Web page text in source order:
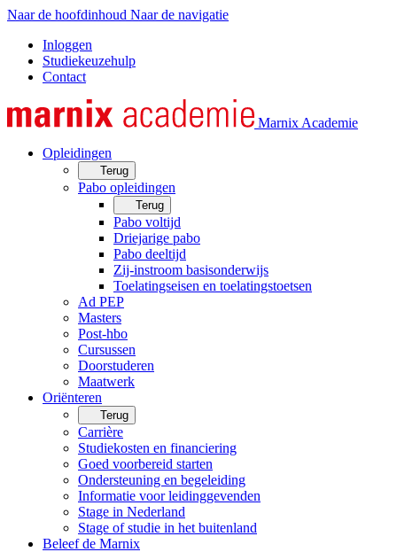
Naar de hoofdinhoud Naar de navigatie
Inloggen
Studiekeuzehulp
Contact
Marnix Academie
Opleidingen
Terug
Pabo opleidingen
Terug
Pabo voltijd
Driejarige pabo
Pabo deeltijd
Zij-instroom basisonderwijs
Toelatingseisen en toelatingstoetsen
Ad PEP
Masters
Post-hbo
Cursussen
Doorstuderen
Maatwerk
Oriënteren
Terug
Carrière
Studiekosten en financiering
Goed voorbereid starten
Ondersteuning en begeleiding
Informatie voor leidinggevenden
Stage in Nederland
Stage of studie in het buitenland
Beleef de Marnix